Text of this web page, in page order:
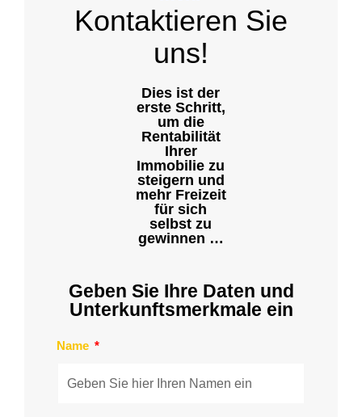
Kontaktieren Sie
uns!
Dies ist der
erste Schritt,
um die
Rentabilität
Ihrer
Immobilie zu
steigern und
mehr Freizeit
für sich
selbst zu
gewinnen …
Geben Sie Ihre Daten und
Unterkunftsmerkmale ein
Name